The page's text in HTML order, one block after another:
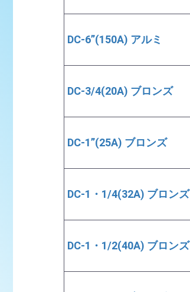
DC-6”(150A) アルミ
DC-3/4(20A) ブロンズ
DC-1”(25A) ブロンズ
DC-1・1/4(32A) ブロンズ
DC-1・1/2(40A) ブロンズ